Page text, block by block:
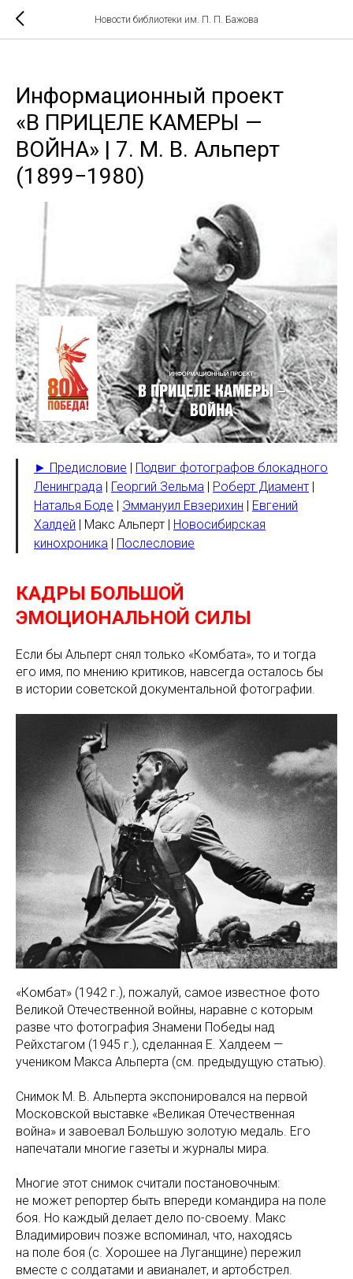
Новости библиотеки им. П. П. Бажова
Информационный проект
«В ПРИЦЕЛЕ КАМЕРЫ —
ВОЙНА» | 7. М. В. Альперт
(1899−1980)
► Предисловие | Подвиг фотографов блокадного
Ленинграда | Георгий Зельма | Роберт Диамент |
Наталья Боде | Эммануил Евзерихин | Евгений
Халдей | Макс Альперт | Новосибирская
кинохроника | Послесловие
КАДРЫ БОЛЬШОЙ
ЭМОЦИОНАЛЬНОЙ СИЛЫ
Если бы Альперт снял только «Комбата», то и тогда
его имя, по мнению критиков, навсегда осталось бы
в истории советской документальной фотографии.
«Комбат» (1942 г.), пожалуй, самое известное фото
Великой Отечественной войны, наравне с которым
разве что фотография Знамени Победы над
Рейхстагом (1945 г.), сделанная Е. Халдеем —
учеником Макса Альперта (см. предыдущую статью).
Снимок М. В. Альперта экспонировался на первой
Московской выставке «Великая Отечественная
война» и завоевал Большую золотую медаль. Его
напечатали многие газеты и журналы мира.
Многие этот снимок считали постановочным:
не может репортер быть впереди командира на поле
боя. Но каждый делает дело по-своему. Макс
Владимирович позже вспоминал, что, находясь
на поле боя (с. Хорошее на Луганщине) пережил
вместе с солдатами и авианалет, и артобстрел.